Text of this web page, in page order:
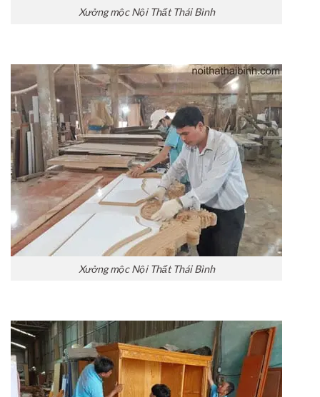
Xưởng mộc Nội Thất Thái Bình
Xưởng mộc Nội Thất Thái Bình